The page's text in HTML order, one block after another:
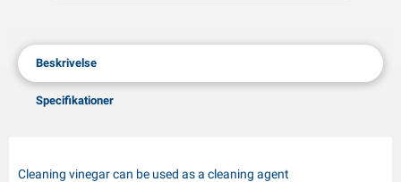
Beskrivelse
Specifikationer
Cleaning vinegar can be used as a cleaning agent